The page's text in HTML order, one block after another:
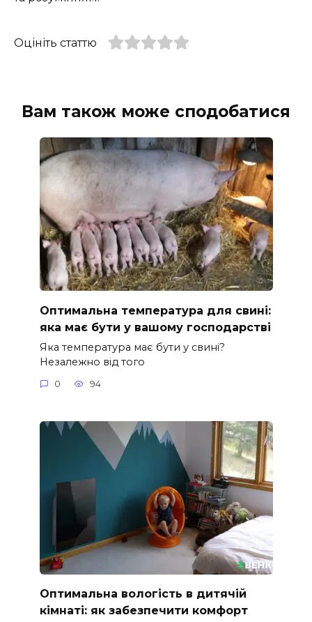
Оцініть статтю
Вам також може сподобатися
Оптимальна температура для свині:
яка має бути у вашому господарстві
Яка температура має бути у свині?
Незалежно від того
0 94
Оптимальна вологість в дитячій
кімнаті: як забезпечити комфорт